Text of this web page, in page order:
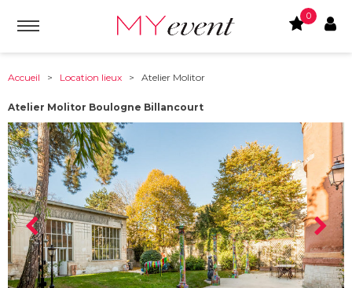
0
Accueil > Location lieux > Atelier Molitor
Atelier Molitor Boulogne Billancourt